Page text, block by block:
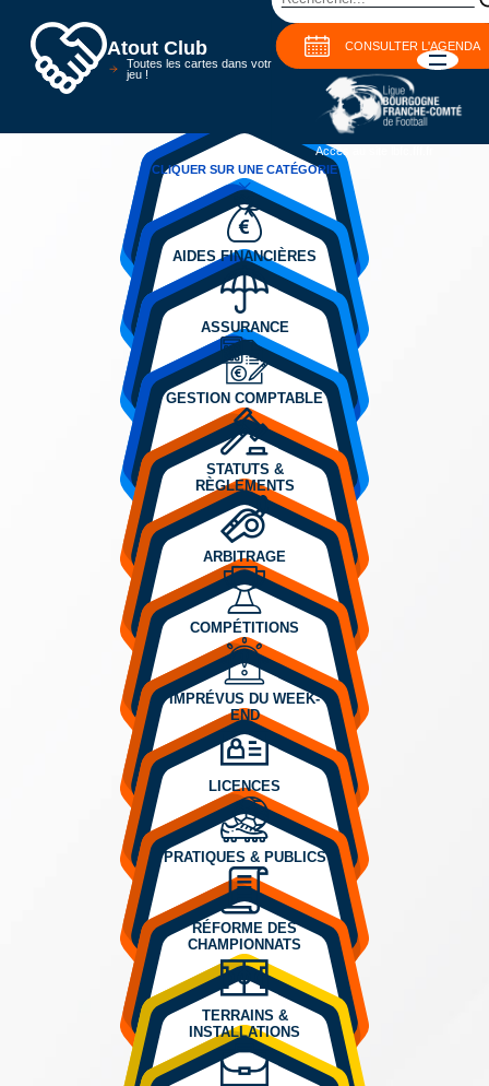
Atout Club
Toutes les cartes dans votre
jeu !
CONSULTER L'AGENDA
Accès au site lbfc.fff.fr
CLIQUER SUR UNE CATÉGORIE
AIDES FINANCIÈRES
ASSURANCE
GESTION COMPTABLE
STATUTS &
RÈGLEMENTS
ARBITRAGE
COMPÉTITIONS
IMPRÉVUS DU WEEK-
END
LICENCES
PRATIQUES & PUBLICS
RÉFORME DES
CHAMPIONNATS
TERRAINS &
INSTALLATIONS